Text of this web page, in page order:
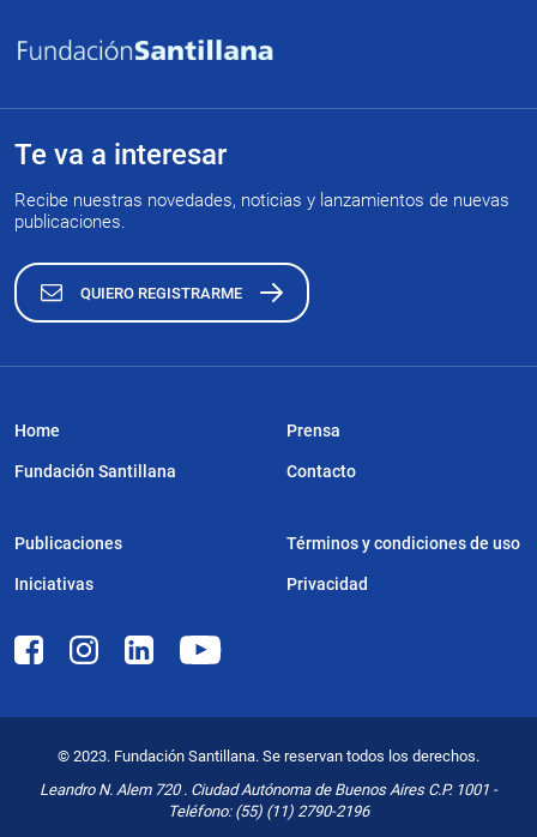
Te va a interesar
Recibe nuestras novedades, noticias y lanzamientos de nuevas
publicaciones.
QUIERO REGISTRARME
Home
Fundación Santillana
Publicaciones
Iniciativas
Prensa
Contacto
Términos y condiciones de uso
Privacidad
© 2023. Fundación Santillana. Se reservan todos los derechos.
Leandro N. Alem 720 . Ciudad Autónoma de Buenos Aires C.P. 1001 -
Teléfono: (55) (11) 2790-2196